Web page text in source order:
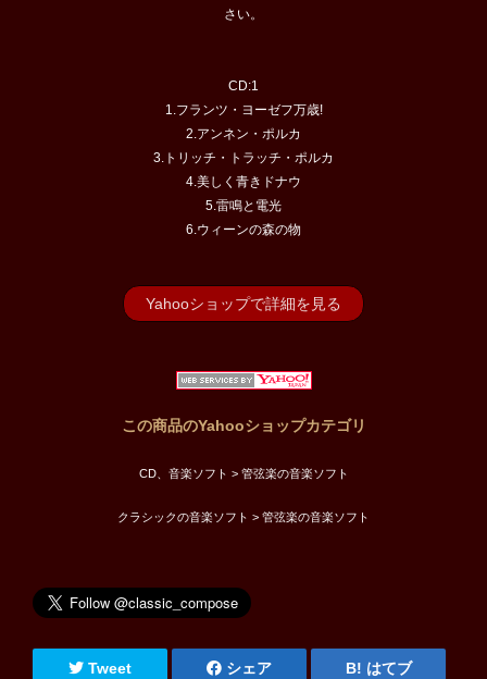
さい。
CD:1
1.フランツ・ヨーゼフ万歳!
2.アンネン・ポルカ
3.トリッチ・トラッチ・ポルカ
4.美しく青きドナウ
5.雷鳴と電光
6.ウィーンの森の物
Yahooショップで詳細を見る
この商品のYahooショップカテゴリ
CD、音楽ソフト > 管弦楽の音楽ソフト
クラシックの音楽ソフト > 管弦楽の音楽ソフト
Tweet シェア はてブ